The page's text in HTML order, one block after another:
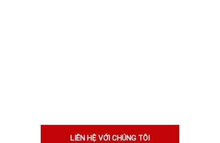
LIÊN HỆ VỚI CHÚNG TÔI